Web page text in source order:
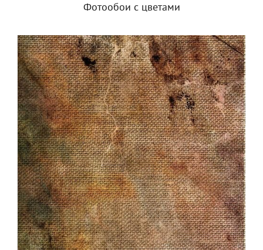
Фотообои с цветами